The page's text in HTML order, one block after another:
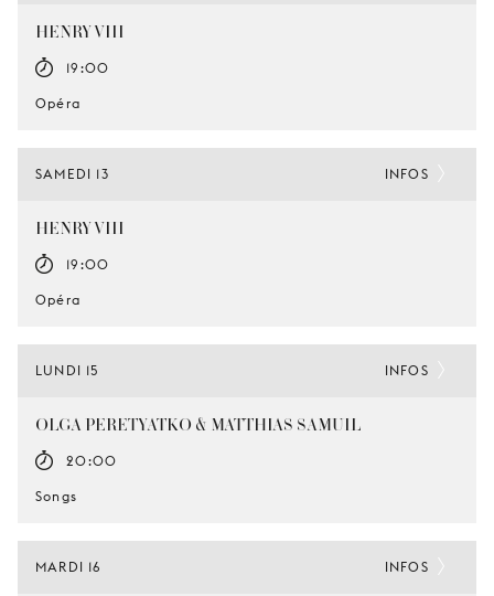
HENRY VIII
19:00
Opéra
SAMEDI 13
HENRY VIII
19:00
Opéra
INFOS
LUNDI 15
OLGA PERETYATKO & MATTHIAS SAMUIL
20:00
Songs
INFOS
MARDI 16 INFOS